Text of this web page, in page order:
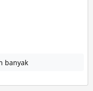
banyak